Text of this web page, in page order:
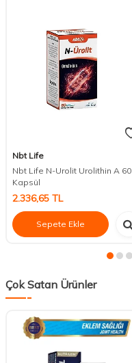
Nbt Life
Nbt Life N-Urolit Urolithin A 60
Kapsül
2.336,65 TL
Sepete Ekle
Çok Satan Ürünler